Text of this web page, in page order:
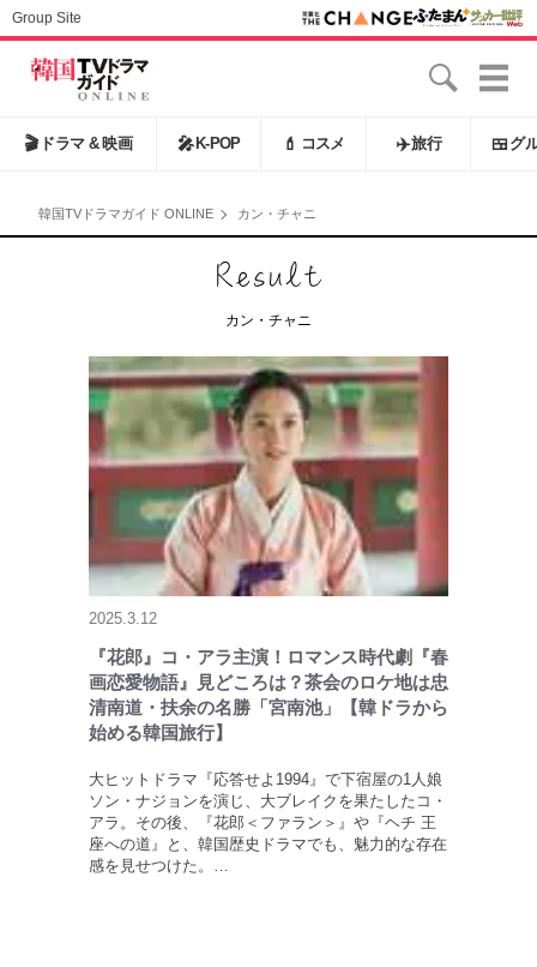
Group Site
🎬 ドラマ & 映画 🎤 K-POP 💄 コスメ ✈️旅行 🍱 グ
韓国TVドラマガイド ONLINE カン・チャニ
カン・チャニ
2025.3.12
『花郎』コ・アラ主演！ロマンス時代劇『春
画恋愛物語』見どころは？茶会のロケ地は忠
清南道・扶余の名勝「宮南池」【韓ドラから
始める韓国旅行】
大ヒットドラマ『応答せよ1994』で下宿屋の1人娘
ソン・ナジョンを演じ、大ブレイクを果たしたコ・
アラ。その後、『花郎＜ファラン＞』や『ヘチ 王
座への道』と、韓国歴史ドラマでも、魅力的な存在
感を見せつけた。…